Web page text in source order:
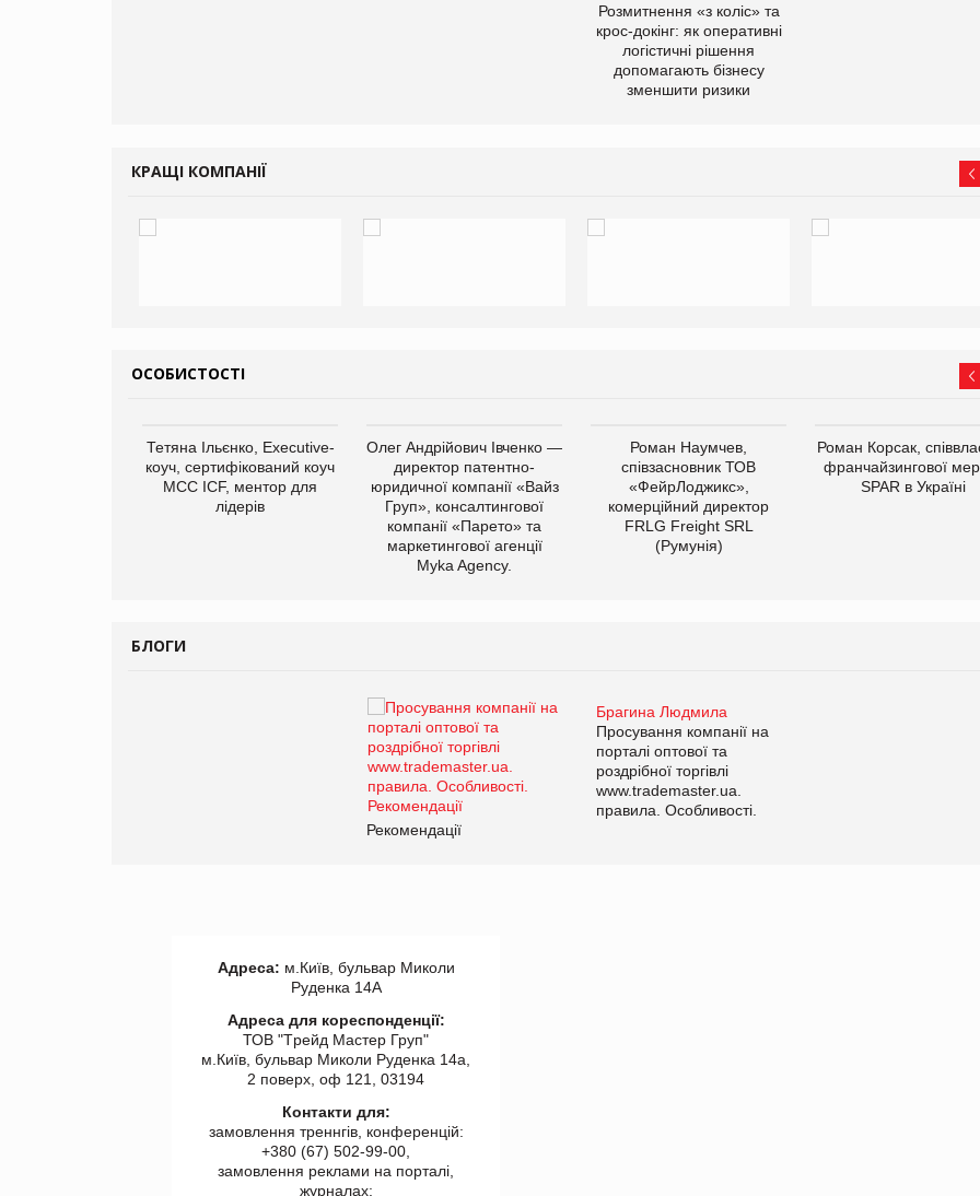
Розмитнення «з коліс» та
крос-докінг: як оперативні
логістичні рішення
допомагають бізнесу
зменшити ризики
КРАЩІ КОМПАНІЇ
ОСОБИСТОСТІ
Тетяна Ільєнко, Executive-
коуч, сертифікований коуч
МСС ICF, ментор для
лідерів
Олег Андрійович Івченко —
директор патентно-
юридичної компанії «Вайз
Груп», консалтингової
компанії «Парето» та
маркетингової агенції
Myka Agency.
Роман Наумчев,
співзасновник ТОВ
«ФейрЛоджикс»,
комерційний директор
FRLG Freight SRL
(Румунія)
Роман Корсак,
франчайзингової
SPAR в Україні
БЛОГИ
Брагина Людмила
Просування компанії на
порталі оптової та
роздрібної торгівлі
www.trademaster.ua.
правила. Особливості.
Рекомендації
Адреса: м.Київ, бульвар Миколи
Руденка 14А
Адреса для кореспонденції:
ТОВ "Tрейд Мастер Груп"
м.Київ, бульвар Миколи Руденка 14а,
2 поверх, оф 121, 03194
Контакти для:
замовлення треннгів, конференцій:
+380 (67) 502-99-00,
замовлення реклами на порталі,
журналах: